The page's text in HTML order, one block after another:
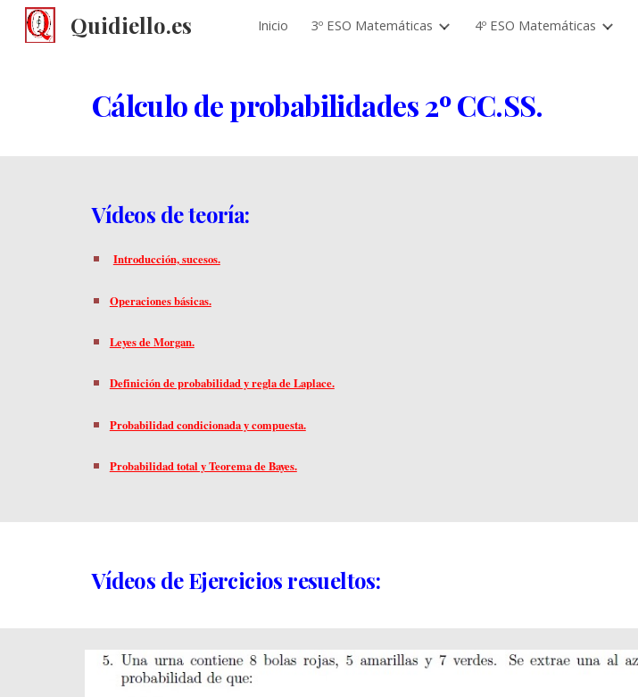
Skip to main content
Quidiello.es Inicio 3º ESO Matemáticas 4º ESO Matemáticas
Cálculo de probabilidades2ºCC.SS.
Vídeos de teoría:
Introducción, sucesos.
Operaciones básicas.
Leyes de Morgan.
Definición de probabilidad y regla de Laplace.
Probabilidad condicionada y compuesta.
Probabilidad total y Teorema de Bayes.
Vídeos de Ejercicios resueltos: